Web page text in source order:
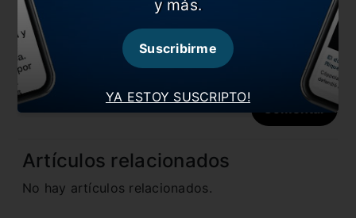
Correo electrónico
Artículos relacionados
No hay artículos relacionados.
YA ESTOY SUSCRIPTO!
y más.
Suscribirme